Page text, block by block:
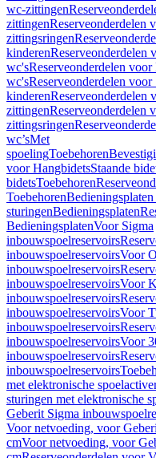
wc-zittingen
zittingenReserveonderdelen
zittingsringen
kinderenReserveonderdelen
wc'sReserveonderdelen
wc'sReserveonderdelen voor
kinderenReserveonderdelen
zittingenReserveonderdelen
zittingsringen
wc’sMet
spoelingToebehoren
voor HangbidetsStaande
bidetsToebehoren
Toebehoren
sturingenBedieningsplaten
BedieningsplatenVoor Sigma
inbouwspoelreservoirs
inbouwspoelreservoirsVoor
inbouwspoelreservoirs
inbouwspoelreservoirsVoor
inbouwspoelreservoirs
inbouwspoelreservoirsVoor
inbouwspoelreservoirs
inbouwspoelreservoirsVoor
inbouwspoelreservoirs
inbouwspoelreservoirs
met elektronische
sturingen met elektronische
Geberit Sigma
Voor netvoeding, voor
cmVoor netvoeding, voor